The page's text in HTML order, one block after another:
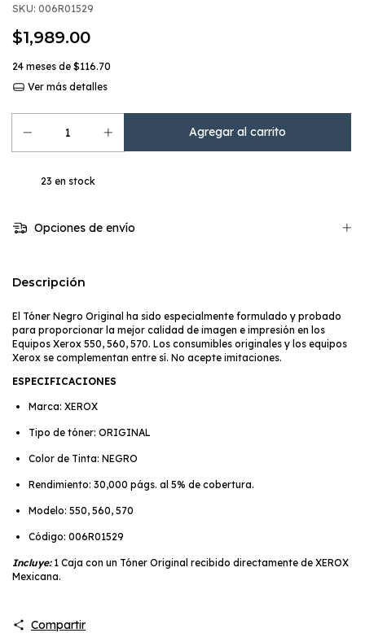
SKU: 006R01529
$1,989.00
24 meses de $116.70
Ver más detalles
23 en stock
Opciones de envío
Descripción
El Tóner Negro Original ha sido especialmente formulado y probado
para proporcionar la mejor calidad de imagen e impresión en los
Equipos Xerox 550, 560, 570. Los consumibles originales y los equipos
Xerox se complementan entre sí. No acepte imitaciones.
ESPECIFICACIONES
Marca: XEROX
Tipo de tóner: ORIGINAL
Color de Tinta: NEGRO
Rendimiento: 30,000 págs. al 5% de cobertura.
Modelo: 550, 560, 570
Código: 006R01529
Incluye:1 Caja con un Tóner Original recibido directamente de XEROX
Mexicana.
Compartir